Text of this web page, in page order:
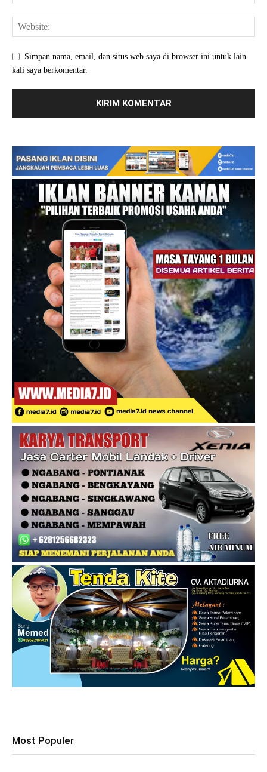
Simpan nama, email, dan situs web saya di browser ini untuk lain
kali saya berkomentar.
Most Populer